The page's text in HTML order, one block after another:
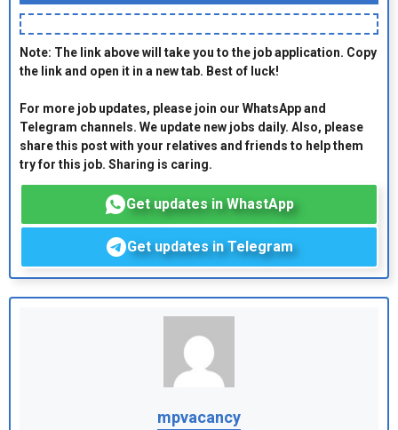
Note: The link above will take you to the job application. Copy
the link and open it in a new tab. Best of luck!
For more job updates, please join our WhatsApp and
Telegram channels. We update new jobs daily. Also, please
share this post with your relatives and friends to help them
try for this job. Sharing is caring.
Get updates in WhastApp
Get updates in Telegram
mpvacancy